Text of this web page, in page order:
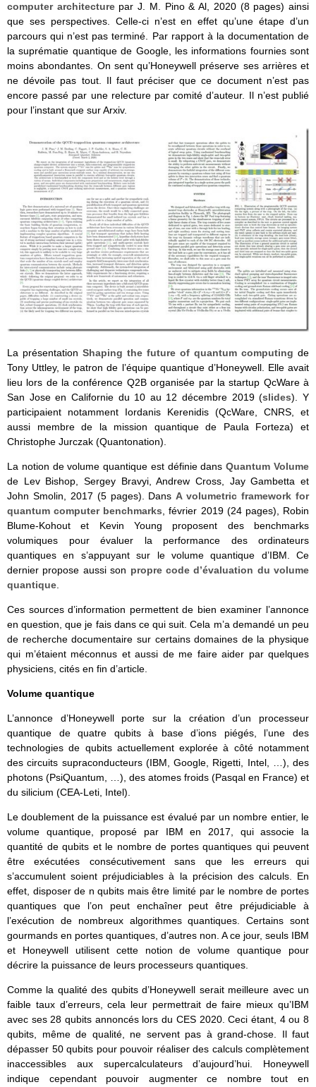
computer architecturepar J. M. Pino & Al, 2020 (8 pages) ainsi
que ses perspectives. Celle-ci n’est en effet qu’une étape d’un
parcours qui n’est pas terminé. Par rapport à la documentation de
la suprématie quantique de Google, les informations fournies sont
moins abondantes. On sent qu’Honeywell préserve ses arrières et
ne dévoile pas tout. Il faut préciser que ce document n’est pas
encore passé par une relecture par comité d’auteur. Il n’est publié
pour l’instant que sur Arxiv.
La présentation Shaping the future of quantum computing de
Tony Uttley, le patron de l’équipe quantique d’Honeywell. Elle avait
lieu lors de la conférence Q2B organisée par la startup QcWare à
San Jose en Californie du 10 au 12 décembre 2019 (slides). Y
participaient notamment Iordanis Kerenidis (QcWare, CNRS, et
aussi membre de la mission quantique de Paula Forteza) et
Christophe Jurczak (Quantonation).
La notion de volume quantique est définie dansQuantum Volume
de Lev Bishop, Sergey Bravyi, Andrew Cross, Jay Gambetta et
John Smolin, 2017 (5 pages). DansA volumetric framework for
quantum computer benchmarks , février 2019 (24 pages), Robin
Blume-Kohout et Kevin Young proposent des benchmarks
volumiques pour évaluer la performance des ordinateurs
quantiques en s’appuyant sur le volume quantique d’IBM. Ce
dernier propose aussi son propre code d’évaluation du volume
quantique
Ces sources d’information permettent de bien examiner l’annonce
en question, que je fais dans ce qui suit. Cela m’a demandé un peu
de recherche documentaire sur certains domaines de la physique
qui m’étaient méconnus et aussi de me faire aider par quelques
physiciens, cités en fin d’article.
Volume quantique
L’annonce d’Honeywell porte sur la création d’un processeur
quantique de quatre qubits à base d’ions piégés, l’une des
technologies de qubits actuellement explorée à côté notamment
des circuits supraconducteurs (IBM, Google, Rigetti, Intel, …), des
photons (PsiQuantum, …), des atomes froids (Pasqal en France) et
du silicium (CEA-Leti, Intel).
Le doublement de la puissance est évalué par un nombre entier, le
volume quantique, proposé par IBM en 2017, qui associe la
quantité de qubits et le nombre de portes quantiques qui peuvent
être exécutées consécutivement sans que les erreurs qui
s’accumulent soient préjudiciables à la précision des calculs. En
effet, disposer de n qubits mais être limité par le nombre de portes
quantiques que l’on peut enchaîner peut être préjudiciable à
l’exécution de nombreux algorithmes quantiques. Certains sont
gourmands en portes quantiques, d’autres non. A ce jour, seuls IBM
et Honeywell utilisent cette notion de volume quantique pour
décrire la puissance de leurs processeurs quantiques.
Comme la qualité des qubits d’Honeywell serait meilleure avec un
faible taux d’erreurs, cela leur permettrait de faire mieux qu’IBM
avec ses 28 qubits annoncés lors du CES 2020. Ceci étant, 4 ou 8
qubits, même de qualité, ne servent pas à grand-chose. Il faut
dépasser 50 qubits pour pouvoir réaliser des calculs complètement
inaccessibles aux supercalculateurs d’aujourd’hui. Honeywell
indique cependant pouvoir augmenter ce nombre tout en